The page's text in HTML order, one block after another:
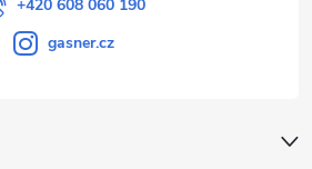
+420 608 060 190
gasner.cz